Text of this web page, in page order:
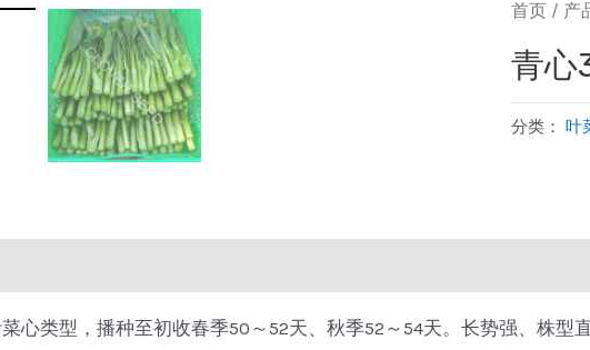
首页 / 产
青心
分类： 叶
心类型，播种至初收春季50～52天、秋季52～54天。长势强、株型